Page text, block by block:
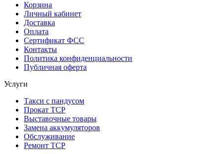
Корзина
Личный кабинет
Доставка
Оплата
Сертификат ФСС
Контакты
Политика конфиденциальности
Публичная оферта
Услуги
Такси с пандусом
Прокат ТСР
Выставочные товары
Замена аккумуляторов
Обслуживание
Ремонт ТСР